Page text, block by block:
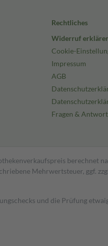
Rechtliches
Widerruf
Cookie-
Impressum
AGB
Fragen &
berechnet
Mehrwertsteuer, ggf.
und die Prüfung